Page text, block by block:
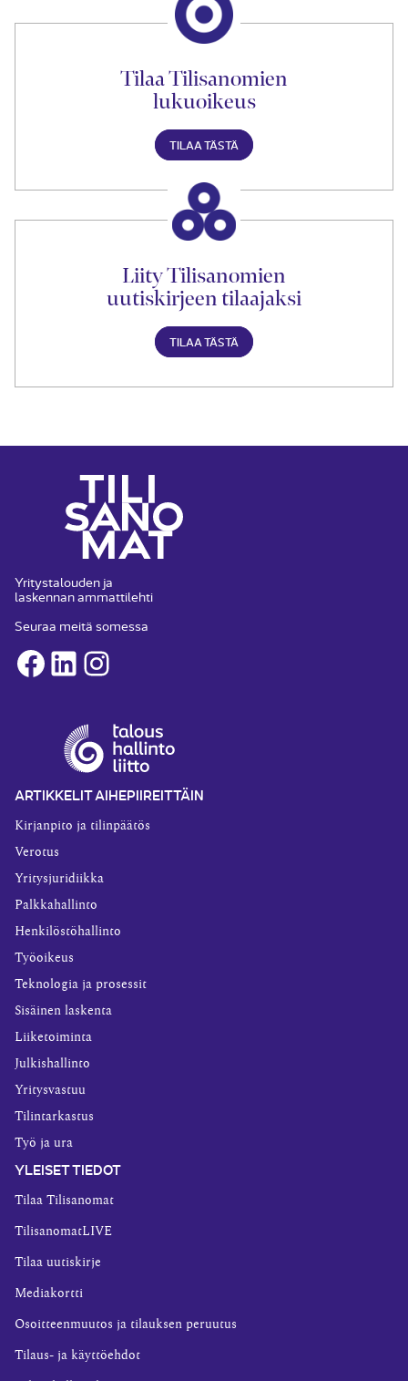
Tilaa Tilisanomien
lukuoikeus
TILAA TÄSTÄ
Liity Tilisanomien
uutiskirjeen tilaajaksi
TILAA TÄSTÄ
Yritystalouden ja
laskennan ammattilehti
Seuraa meitä somessa
Facebook
LinkedInInstagram
ARTIKKELIT AIHEPIIREITTÄIN
Kirjanpito ja tilinpäätös
Verotus
Yritysjuridiikka
Palkkahallinto
Henkilöstöhallinto
Työoikeus
Teknologia ja prosessit
Sisäinen laskenta
Liiketoiminta
Julkishallinto
Yritysvastuu
Tilintarkastus
Työ ja ura
YLEISET TIEDOT
Tilaa Tilisanomat
TilisanomatLIVE
Tilaa uutiskirje
Mediakortti
Osoitteenmuutos ja tilauksen peruutus
Tilaus- ja käyttöehdot